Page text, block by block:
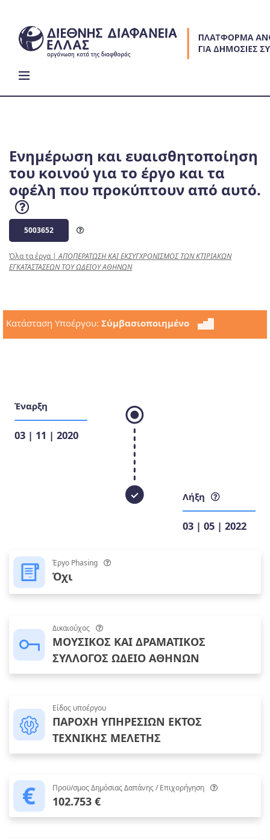
content
Ενημέρωση και ευαισθητοποίηση
του κοινού για το έργο και τα
οφέλη που προκύπτουν από αυτό.
5003652
Όλα τα έργα|ΑΠΟΠΕΡΑΤΩΣΗ ΚΑΙ ΕΚΣΥΓΧΡΟΝΙΣΜΟΣ ΤΩΝ ΚΤΙΡΙΑΚΩΝ
ΕΓΚΑΤΑΣΤΑΣΕΩΝ ΤΟΥ ΩΔΕΙΟΥ ΑΘΗΝΩΝ
Κατάσταση Υποέργου: Σύμβασιοποιημένο
Έναρξη
03 | 11 | 2020
Λήξη
03 | 05 | 2022
Έργο Phasing
Όχι
Δικαιούχος
ΜΟΥΣΙΚΟΣ ΚΑΙ ΔΡΑΜΑΤΙΚΟΣ
ΣΥΛΛΟΓΟΣ ΩΔΕΙΟ ΑΘΗΝΩΝ
Είδος υποέργου
ΠΑΡΟΧΗ ΥΠΗΡΕΣΙΩΝ ΕΚΤΟΣ
ΤΕΧΝΙΚΗΣ ΜΕΛΕΤΗΣ
Προϋ/σμος Δημόσιας Δαπάνης / Επιχορήγηση
102.753 €